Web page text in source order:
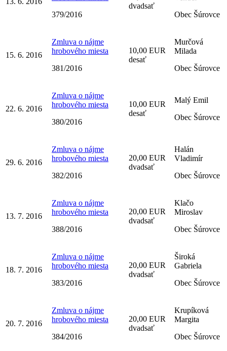
379/2016
dvadsať
Obec Šúrovce
15. 6. 2016
Zmluva o nájme
hrobového miesta
381/2016
10,00 EUR
desať
Murčová
Milada
Obec Šúrovce
22. 6. 2016
Zmluva o nájme
hrobového miesta
380/2016
10,00 EUR
desať
Malý Emil
Obec Šúrovce
29. 6. 2016
Zmluva o nájme
hrobového miesta
382/2016
20,00 EUR
dvadsať
Halán
Vladimír
Obec Šúrovce
13. 7. 2016
Zmluva o nájme
hrobového miesta
388/2016
20,00 EUR
dvadsať
Klačo
Miroslav
Obec Šúrovce
18. 7. 2016
Zmluva o nájme
hrobového miesta
383/2016
20,00 EUR
dvadsať
Široká
Gabriela
Obec Šúrovce
20. 7. 2016
Zmluva o nájme
hrobového miesta
384/2016
20,00 EUR
dvadsať
Krupíková
Margita
Obec Šúrovce